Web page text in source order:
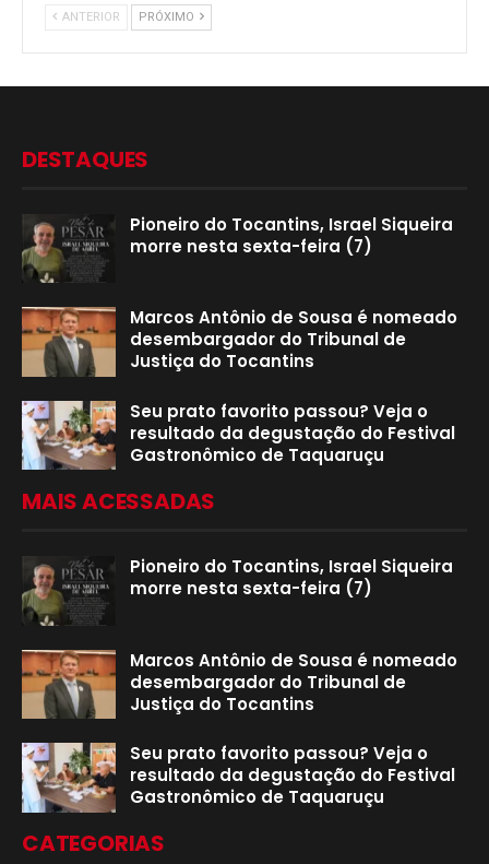
ANTERIOR PRÓXIMO
DESTAQUES
Pioneiro do Tocantins, Israel Siqueira
morre nesta sexta-feira (7)
Marcos Antônio de Sousa é nomeado
desembargador do Tribunal de
Justiça do Tocantins
Seu prato favorito passou? Veja o
resultado da degustação do Festival
Gastronômico de Taquaruçu
MAIS ACESSADAS
Pioneiro do Tocantins, Israel Siqueira
morre nesta sexta-feira (7)
Marcos Antônio de Sousa é nomeado
desembargador do Tribunal de
Justiça do Tocantins
Seu prato favorito passou? Veja o
resultado da degustação do Festival
Gastronômico de Taquaruçu
CATEGORIAS